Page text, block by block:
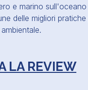
e marino
delle migliori
LA REVIEW